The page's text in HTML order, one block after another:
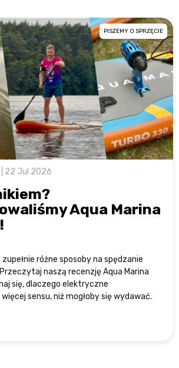
PISZEMY O SPRZĘCIE
| 22 Jul 2026
Aqua Marina
różne sposoby na spędzanie
naszą recenzję Aqua Marina
się, dlaczego elektryczne
sensu, niż mogłoby się wydawać.